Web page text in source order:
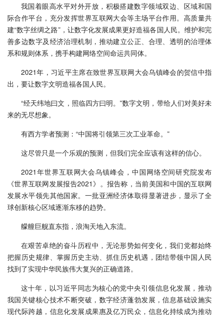
我国着眼高水平对外开放，积极搭建数字领域双边、区域和国
际合作平台，充分发挥世界互联网大会等主场平台作用。高质量共
建“数字丝绸之路”，让数字化发展成果更好造福各国人民。维护和完
善多边数字及经济治理机制，推动建立公正、合理、透明的治理体
系和规则体系，携手构建网络空间命运共同体。
2021年，习近平主席在致世界互联网大会乌镇峰会的贺信中指
出，要让数字文明造福各国人民。
“经天纬地曰文，照临四方曰明。”数字文明，带给人们对美好未
来的无尽想象。
有西方学者预测：“中国将引领第三次工业革命。”
这尽管只是一个乐观的预测，但我们完全应该有这样的信心。
2021年世界互联网大会乌镇峰会，中国网络空间研究院发布
《世界互联网发展报告2021》。报告称，当前美国和中国的互联网
发展水平领先其他国家。一批亚洲经济体取得显著进步，显示了全
球创新核心区域逐渐东移的趋势。
艨艟巨舰直东指，浪淘天地入东流。
在艰苦卓绝的奋斗历程中，无论形势如何变化，我们党都始终
把握历史规律、掌握历史主动、抓住历史机遇，团结带领中国人民
找到了实现中华民族伟大复兴的正确道路。
这十年，以习近平同志为核心的党中央引领信息化发展，推动
我国关键核心技术不断突破，数字经济蓬勃发展，信息基础设施实
现代际跨越，信息化发展成果惠及亿万民众，信息化持续成为推动